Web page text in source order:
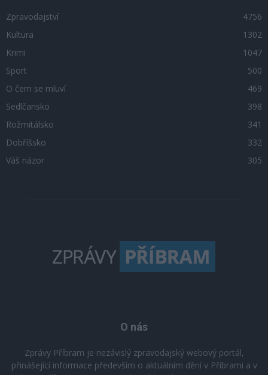
Zpravodajství
4756
Kultura
1302
Krimi
1047
Sport
500
O čem se mluví
469
Sedlčansko
398
Rožmitálsko
341
Dobříšsko
332
Váš názor
305
O nás
Zprávy Příbram je nezávislý zpravodajský webový portál,
přinášející informace především o aktuálním dění v Příbrami a v